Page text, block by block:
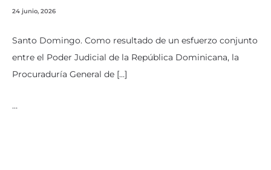
24 junio, 2026
Santo Domingo. Como resultado de un esfuerzo conjunto
entre el Poder Judicial de la República Dominicana, la
Procuraduría General de […]
…